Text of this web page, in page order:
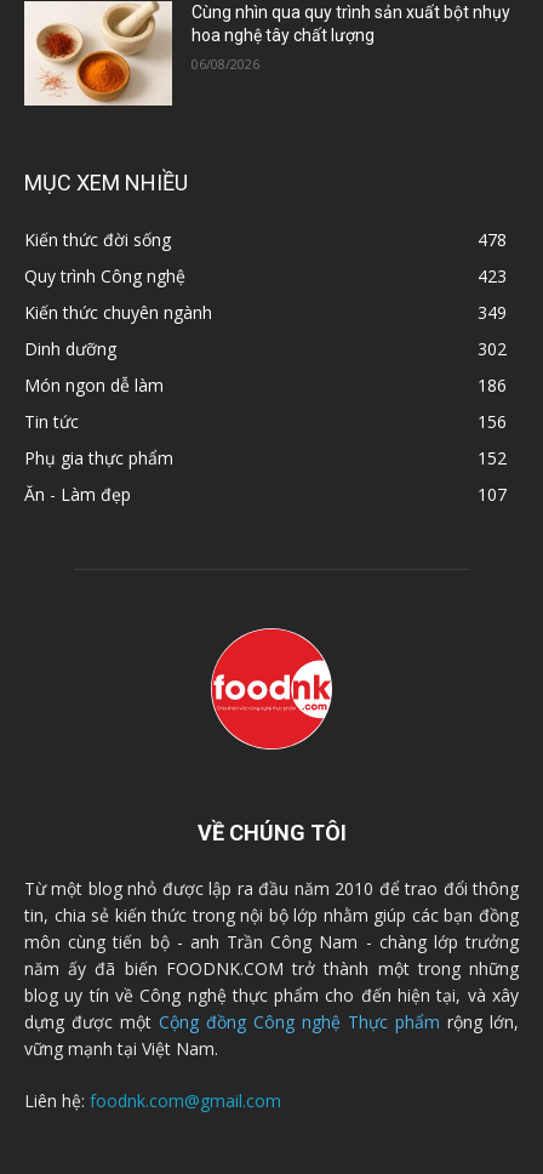
Cùng nhìn qua quy trình sản xuất bột nhụy
hoa nghệ tây chất lượng
06/08/2026
MỤC XEM NHIỀU
Kiến thức đời sống
478
Quy trình Công nghệ
423
Kiến thức chuyên ngành
349
Dinh dưỡng
302
Món ngon dễ làm
186
Tin tức
156
Phụ gia thực phẩm
152
Ăn - Làm đẹp
107
VỀ CHÚNG TÔI
Từ một blog nhỏ được lập ra đầu năm 2010 để trao đổi thông
tin, chia sẻ kiến thức trong nội bộ lớp nhằm giúp các bạn đồng
môn cùng tiến bộ - anh Trần Công Nam - chàng lớp trưởng
năm ấy đã biến FOODNK.COM trở thành một trong những
blog uy tín về Công nghệ thực phẩm cho đến hiện tại, và xây
dựng được một Cộng đồng Công nghệ Thực phẩm rộng lớn,
vững mạnh tại Việt Nam.
Liên hệ: foodnk.com@gmail.com